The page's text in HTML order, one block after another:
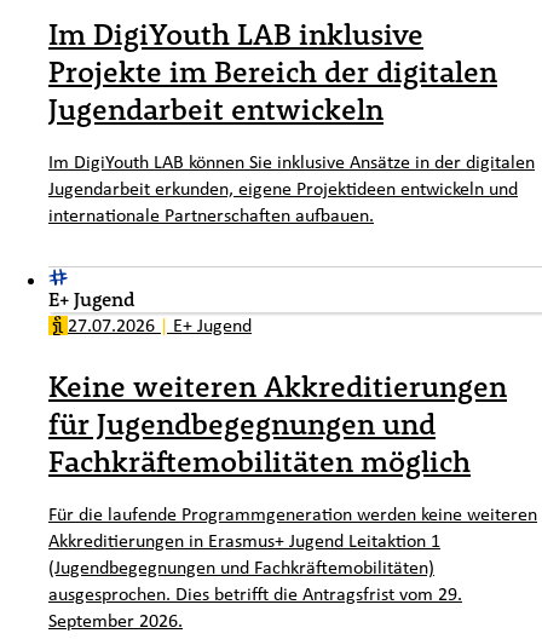
Im DigiYouth LAB inklusive
Projekte im Bereich der digitalen
Jugendarbeit entwickeln
Im DigiYouth LAB können Sie inklusive Ansätze in der digitalen
Jugendarbeit erkunden, eigene Projektideen entwickeln und
internationale Partnerschaften aufbauen.
E+ Jugend
27.07.2026 | E+ Jugend
Keine weiteren Akkreditierungen
für Jugendbegegnungen und
Fachkräftemobilitäten möglich
Für die laufende Programmgeneration werden keine weiteren
Akkreditierungen in Erasmus+ Jugend Leitaktion 1
(Jugendbegegnungen und Fachkräftemobilitäten)
ausgesprochen. Dies betrifft die Antragsfrist vom 29.
September 2026.